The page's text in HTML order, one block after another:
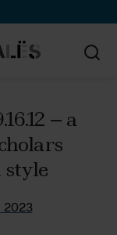
– a
style
2023